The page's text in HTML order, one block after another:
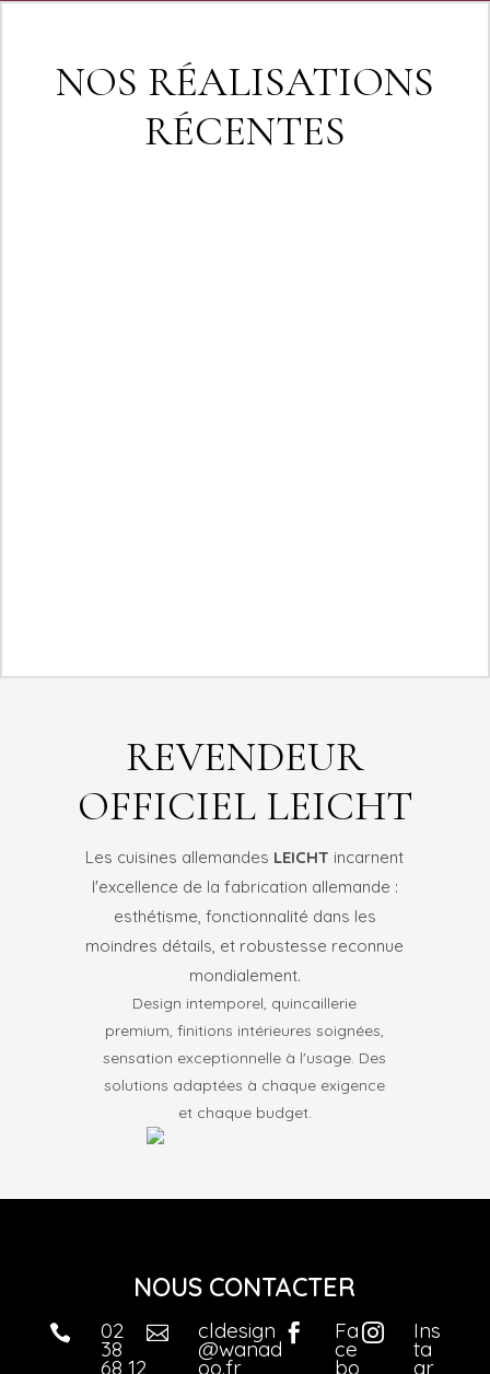
NOS RÉALISATIONS
RÉCENTES
REVENDEUR
OFFICIEL LEICHT
Les cuisines allemandes LEICHT incarnent
l'excellence de la fabrication allemande :
esthétisme, fonctionnalité dans les
moindres détails, et robustesse reconnue
mondialement.
Design intemporel, quincaillerie
premium, finitions intérieures soignées,
sensation exceptionnelle à l'usage. Des
solutions adaptées à chaque exigence
et chaque budget.
NOUS CONTACTER
 02
38
68 12
 cldesign
@wanad
oo.fr
 Fa
ce
bo
 Ins
ta
gr